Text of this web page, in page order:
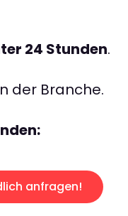
24 Stunden.
der Branche.
anfragen!